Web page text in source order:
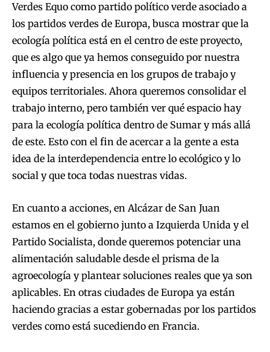
Verdes Equo como partido político verde asociado a
los partidos verdes de Europa, busca mostrar que la
ecología política está en el centro de este proyecto,
que es algo que ya hemos conseguido por nuestra
influencia y presencia en los grupos de trabajo y
equipos territoriales. Ahora queremos consolidar el
trabajo interno, pero también ver qué espacio hay
para la ecología política dentro de Sumar y más allá
de este. Esto con el fin de acercar a la gente a esta
idea de la interdependencia entre lo ecológico y lo
social y que toca todas nuestras vidas.
En cuanto a acciones, en Alcázar de San Juan
estamos en el gobierno junto a Izquierda Unida y el
Partido Socialista, donde queremos potenciar una
alimentación saludable desde el prisma de la
agroecología y plantear soluciones reales que ya son
aplicables. En otras ciudades de Europa ya están
haciendo gracias a estar gobernadas por los partidos
verdes como está sucediendo en Francia.